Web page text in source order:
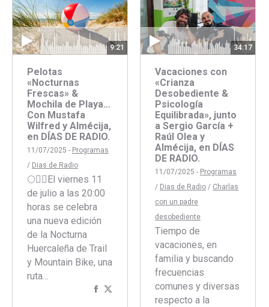
9:21
Pelotas
«Nocturnas
Frescas» &
Mochila de Playa…
Con Mustafa
Wilfred y Almécija,
en DÍAS DE RADIO.
11/07/2025 - Programas
/ Dias de Radio
🌕🚴‍♂️El viernes 11
de julio a las 20:00
horas se celebra
una nueva edición
de la Nocturna
Huercaleña de Trail
y Mountain Bike, una
ruta…
Compartir
34:17
Vacaciones con
«Crianza
Desobediente &
Psicología
Equilibrada», junto
a Sergio García +
Raúl Olea y
Almécija, en DÍAS
DE RADIO.
11/07/2025 - Programas
/ Dias de Radio / Charlas
con un padre
desobediente
Tiempo de
vacaciones, en
familia y buscando
frecuencias
comunes y diversas
respecto a la